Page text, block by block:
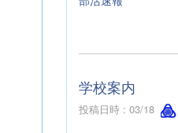
学校案内
投稿日時 : 03/18